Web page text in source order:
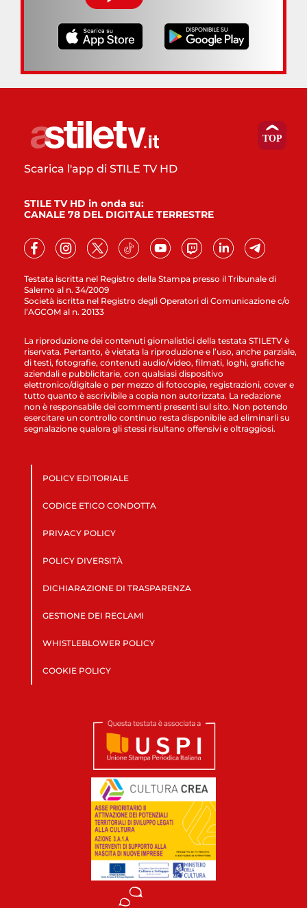
Testata iscritta nel Registro della Stampa presso il Tribunale di
Salerno al n. 34/2009
Società iscritta nel Registro degli Operatori di Comunicazione c/o
l’AGCOM al n. 20133
Scarica l'app di STILE TV HD
STILE TV HD in onda su:
CANALE 78 DEL DIGITALE TERRESTRE
La riproduzione dei contenuti giornalistici della testata STILETV è
riservata. Pertanto, è vietata la riproduzione e l’uso, anche parziale,
di testi, fotografie, contenuti audio/video, filmati, loghi, grafiche
aziendali e pubblicitarie, con qualsiasi dispositivo
elettronico/digitale o per mezzo di fotocopie, registrazioni, cover e
tutto quanto è ascrivibile a copia non autorizzata. La redazione
non è responsabile dei commenti presenti sul sito. Non potendo
esercitare un controllo continuo resta disponibile ad eliminarli su
segnalazione qualora gli stessi risultano offensivi e oltraggiosi.
POLICY EDITORIALE
CODICE ETICO CONDOTTA
PRIVACY POLICY
POLICY DIVERSITÀ
DICHIARAZIONE DI TRASPARENZA
GESTIONE DEI RECLAMI
WHISTLEBLOWER POLICY
COOKIE POLICY